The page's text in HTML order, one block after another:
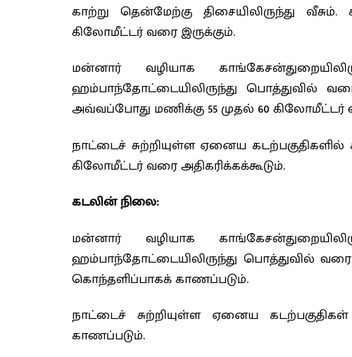
காற்று தென்மேற்கு திசையிலிருந்து
கிலோமீட்டர் வரை இருக்கும்.
மன்னார் வழியாக
ஹம்பாந்தோட்டையிலிருந்து பொத்துவில்
அவ்வப்போது மணிக்கு 55 முதல் 60 கிலோமீட்டர்
நாட்டைச் சுற்றியுள்ள ஏனைய
கிலோமீட்டர் வரை அதிகரிக்கக்கூடும்.
கடலின் நிலை:
மன்னார் வழியாக
ஹம்பாந்தோட்டையிலிருந்து பொத்துவில்
கொந்தளிப்பாகக் காணப்படும்.
நாட்டைச் சுற்றியுள்ள ஏனைய
காணப்படும்.